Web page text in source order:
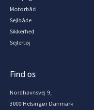
Motorbåd
Sejlbåde
Sikkerhed
Sejlertøj
Find os
Nordhavnsvej 9,
3000 Helsingør Danmark